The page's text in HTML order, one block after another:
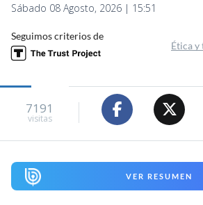
Sábado 08 Agosto, 2026 | 15:51
Seguimos criterios de
Ética y
7191
visitas
VER RESUMEN